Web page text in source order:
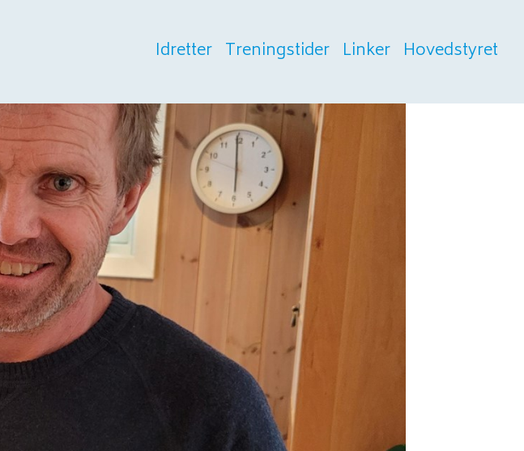
Idretter Treningstider Linker Hovedstyret